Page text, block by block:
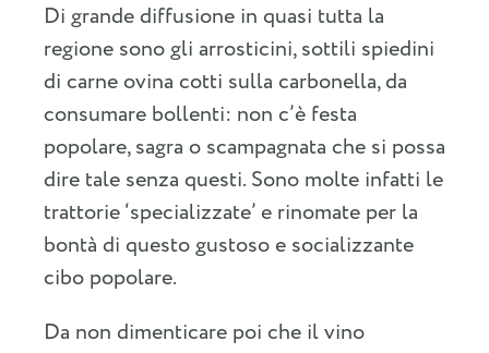
Di grande diffusione in quasi tutta la
regione sono gli arrosticini, sottili spiedini
di carne ovina cotti sulla carbonella, da
consumare bollenti: non c’è festa
popolare, sagra o scampagnata che si possa
dire tale senza questi. Sono molte infatti le
trattorie ‘specializzate’ e rinomate per la
bontà di questo gustoso e socializzante
cibo popolare.
Da non dimenticare poi che il vino